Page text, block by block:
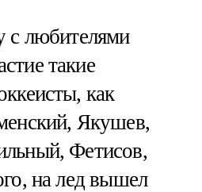
с любителями
такие
как
Якушев,
Фетисов,
на лед вышел